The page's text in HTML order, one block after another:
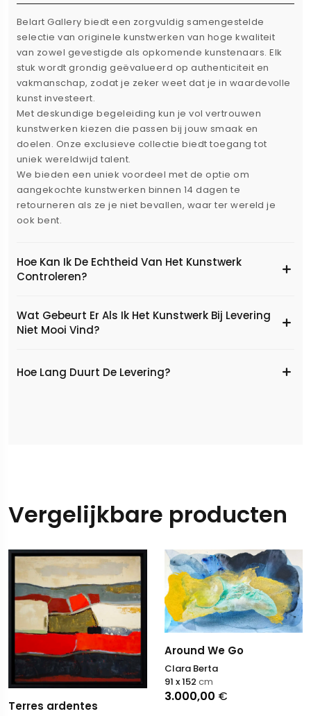
Belart Gallery biedt een zorgvuldig samengestelde
selectie van originele kunstwerken van hoge kwaliteit
van zowel gevestigde als opkomende kunstenaars. Elk
stuk wordt grondig geëvalueerd op authenticiteit en
vakmanschap, zodat je zeker weet dat je in waardevolle
kunst investeert.
Met deskundige begeleiding kun je vol vertrouwen
kunstwerken kiezen die passen bij jouw smaak en
doelen. Onze exclusieve collectie biedt toegang tot
uniek wereldwijd talent.
We bieden een uniek voordeel met de optie om
aangekochte kunstwerken binnen 14 dagen te
retourneren als ze je niet bevallen, waar ter wereld je
ook bent.
Hoe Kan Ik De Echtheid Van Het Kunstwerk
Controleren?
Wat Gebeurt Er Als Ik Het Kunstwerk Bij Levering
Niet Mooi Vind?
Hoe Lang Duurt De Levering?
Vergelijkbare producten
Terres ardentes
Around We Go
Clara Berta
3.000,00 €
91 x 152 cm